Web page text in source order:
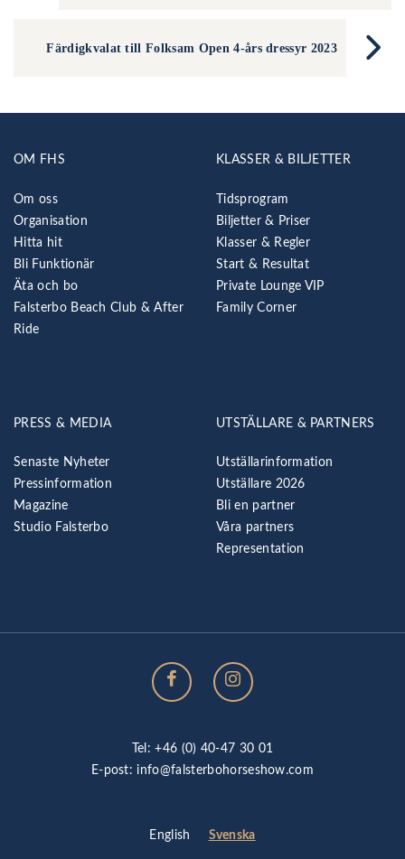
Färdigkvalat till Folksam Open 4-års dressyr 2023
OM FHS
Om oss
Organisation
Hitta hit
Bli Funktionär
Äta och bo
Falsterbo Beach Club & After
Ride
KLASSER & BILJETTER
Tidsprogram
Biljetter & Priser
Klasser & Regler
Start & Resultat
Private Lounge VIP
Family Corner
PRESS & MEDIA
Senaste Nyheter
Pressinformation
Magazine
Studio Falsterbo
UTSTÄLLARE & PARTNERS
Utställarinformation
Utställare 2026
Bli en partner
Våra partners
Representation
Tel: +46 (0) 40-47 30 01
E-post: info@falsterbohorseshow.com
English Svenska